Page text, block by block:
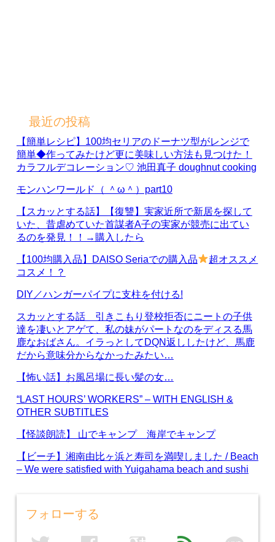
最近の投稿
【簡単レシピ】100均セリアのドーナツ型がレンジで
簡単◆作ってみたけど更に美味しい方法も見つけた！
カラフルデコレーション♡ 池田真子 doughnut cooking
モンハンワールド（ ＾ω＾）part10
【スカッとする話】【復讐】実家近所で新居を探して
いた、昔虐めていた首謀者A子の実家が競売に出てい
るのを発見！！→購入したら
【100均購入品】DAISO Seriaでの購入品
超オススメ
コスメ！？
DIY／ハンガーパイプに支柱を付ける!
スカッとする話 引きこもり登校拒否にニートの子供
達を凄いとアゲて、私の妹がパートなのをディスる馬
鹿なおばさん。イラっとしてDQN返ししたけど、馬鹿
だから意味分からなかったみたい…
【怖い話】お風呂場に長い髪の女…
“LAST HOURS’ WORKERS” – WITH ENGLISH &
OTHER SUBTITLES
【怪談朗読】 山でキャンプ 海岸でキャンプ
【ビーチ】湘南由比ヶ浜と寿司を満喫しました / Beach
– We were satisfied with Yuigahama beach and sushi
フォローする